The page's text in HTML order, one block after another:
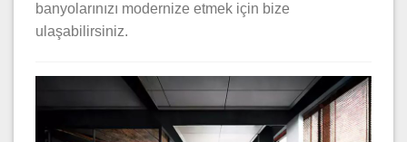
banyolarınızı modernize etmek için bize
ulaşabilirsiniz.